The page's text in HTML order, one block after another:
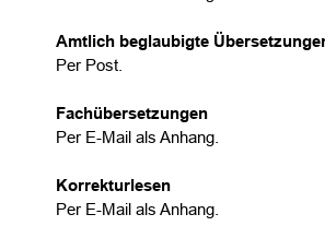
Amtlich beglaubigte
Per Post.
Fachübersetzungen
Per E-Mail als Anhang.
Korrekturlesen
Per E-Mail als Anhang.